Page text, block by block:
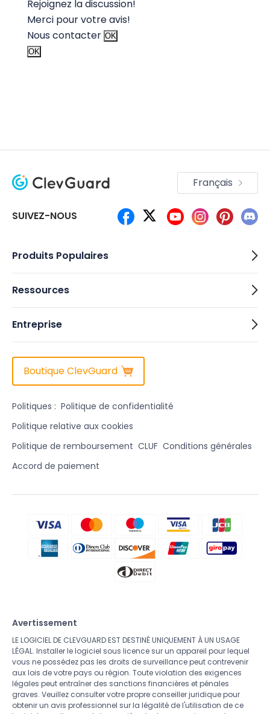
Rejoignez la discussion!
Merci pour votre avis!
Nous contacter OK
OK
SUIVEZ-NOUS
Français
Produits Populaires
Ressources
Entreprise
Boutique ClevGuard
Politiques : Politique de confidentialité
Politique relative aux cookies
Politique de remboursement CLUF Conditions générales
Accord de paiement
Avertissement
LE LOGICIEL DE CLEVGUARD EST DESTINÉ UNIQUEMENT À UN USAGE
LÉGAL. Installer le logiciel sous licence sur un appareil pour lequel
vous ne possédez pas les droits de surveillance peut contrevenir
aux lois de votre pays ou région. Toute violation des exigences
légales peut entraîner des sanctions financières et pénales
graves. Veuillez consulter votre propre conseiller juridique pour
obtenir un avis professionnel sur la légalité de l'utilisation de ce